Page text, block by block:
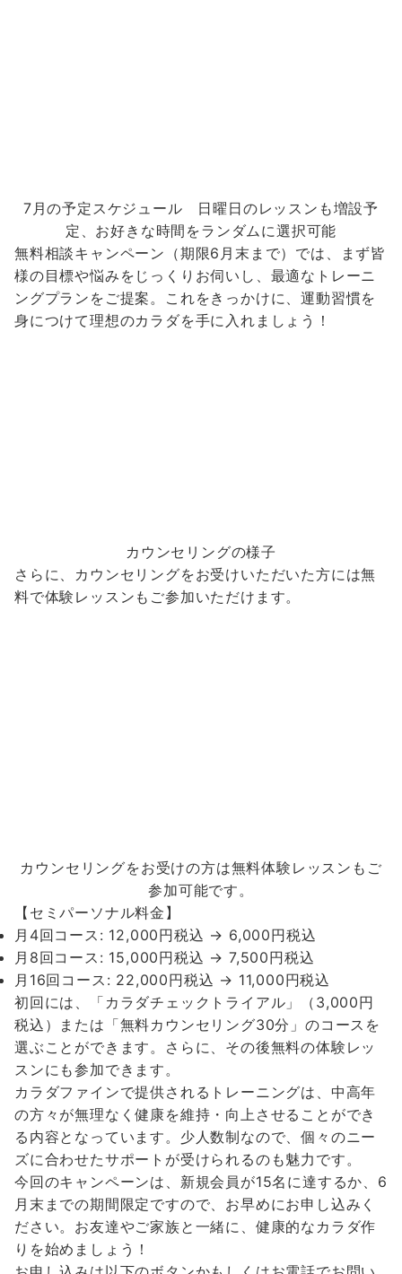
7月の予定スケジュール 日曜日のレッスンも増設予
定、お好きな時間をランダムに選択可能
無料相談キャンペーン（期限6月末まで） では、まず皆
様の目標や悩みをじっくりお伺いし、最適なトレーニ
ングプランをご提案。これをきっかけに、運動習慣を
身につけて理想のカラダを手に入れましょう！
カウンセリングの様子
さらに、 カウンセリングをお受けいただいた方には無
料で体験レッスンもご参加いただけます。
カウンセリングをお受けの方は無料体験レッスンもご
参加可能です。
【セミパーソナル料金】
月4回コース: 12,000円税込 → 6,000円税込
月8回コース: 15,000円税込 → 7,500円税込
月16回コース: 22,000円税込 → 11,000円税込
初回には、「カラダチェックトライアル」（3,000円
税込）または「無料カウンセリング30分」のコースを
選ぶことができます。さらに、その後無料の体験レッ
スンにも参加できます。
カラダファインで提供されるトレーニングは、中高年
の方々が無理なく健康を維持・向上させることができ
る内容となっています。少人数制なので、個々のニー
ズに合わせたサポートが受けられるのも魅力です。
今回のキャンペーンは、 新規会員が15名に達するか、6
月末までの期間限定ですので、お早めにお申し込みく
ださい。 お友達やご家族と一緒に、健康的なカラダ作
りを始めましょう！